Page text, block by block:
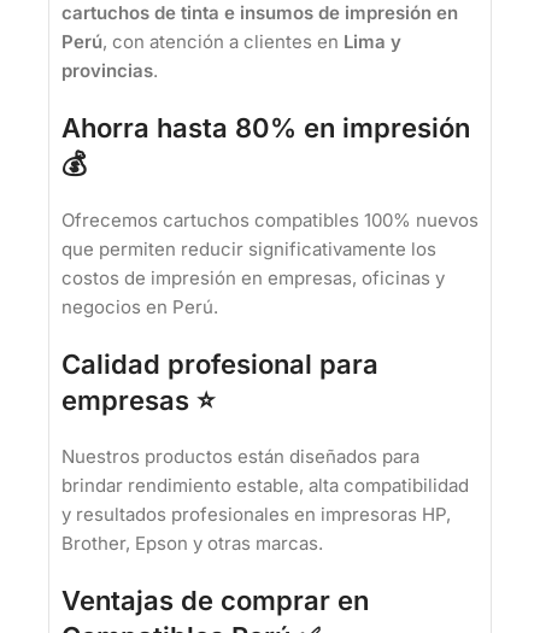
cartuchos de tinta e insumos de impresión en
Perú, con atención a clientes en Lima y
provincias.
Ahorra hasta 80% en impresión
💰
Ofrecemos cartuchos compatibles 100% nuevos
que permiten reducir significativamente los
costos de impresión en empresas, oficinas y
negocios en Perú.
Calidad profesional para
empresas ⭐
Nuestros productos están diseñados para
brindar rendimiento estable, alta compatibilidad
y resultados profesionales en impresoras HP,
Brother, Epson y otras marcas.
Ventajas de comprar en